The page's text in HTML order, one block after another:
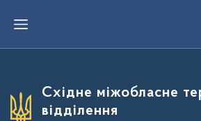
е
о
о
Східне міжобласне
відділення